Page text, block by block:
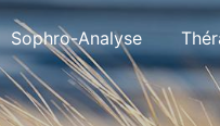
Sophro-Analyse